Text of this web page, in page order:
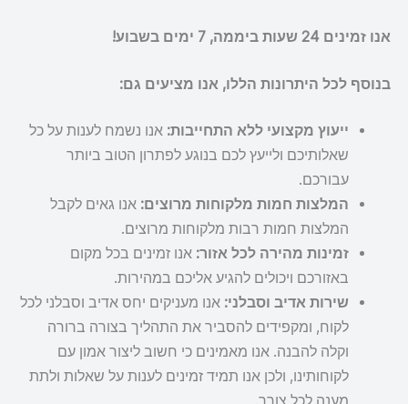
אנו זמינים 24 שעות ביממה, 7 ימים בשבוע!
בנוסף לכל היתרונות הללו, אנו מציעים גם:
ייעוץ מקצועי ללא התחייבות: אנו נשמח לענות על כל
שאלותיכם ולייעץ לכם בנוגע לפתרון הטוב ביותר
עבורכם.
המלצות חמות מלקוחות מרוצים: אנו גאים לקבל
המלצות חמות רבות מלקוחות מרוצים.
זמינות מהירה לכל אזור: אנו זמינים בכל מקום
באזורכם ויכולים להגיע אליכם במהירות.
שירות אדיב וסבלני: אנו מעניקים יחס אדיב וסבלני לכל
לקוח, ומקפידים להסביר את התהליך בצורה ברורה
וקלה להבנה. אנו מאמינים כי חשוב ליצור אמון עם
לקוחותינו, ולכן אנו תמיד זמינים לענות על שאלות ולתת